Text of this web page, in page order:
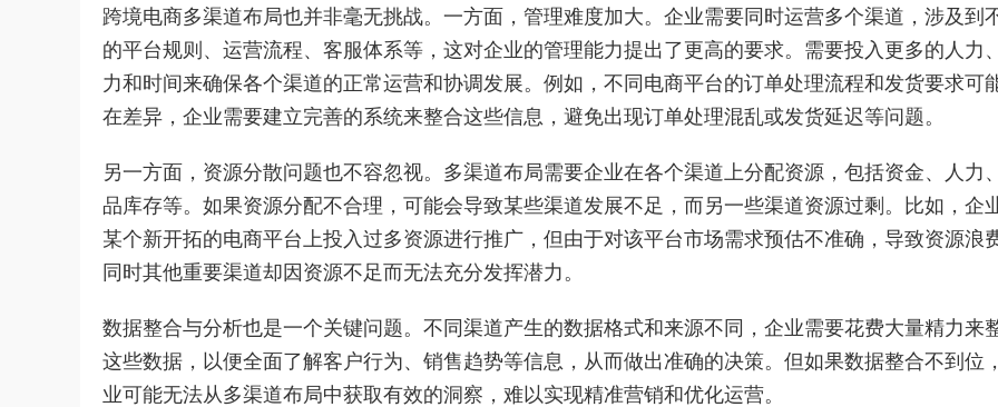
跨境电商多渠道布局也并非毫无挑战。一方面，管理难度加大。企业需要同时运营多个渠道，涉及到
的平台规则、运营流程、客服体系等，这对企业的管理能力提出了更高的要求。需要投入更多的人力
力和时间来确保各个渠道的正常运营和协调发展。例如，不同电商平台的订单处理流程和发货要求可
在差异，企业需要建立完善的系统来整合这些信息，避免出现订单处理混乱或发货延迟等问题。
另一方面，资源分散问题也不容忽视。多渠道布局需要企业在各个渠道上分配资源，包括资金、人力
品库存等。如果资源分配不合理，可能会导致某些渠道发展不足，而另一些渠道资源过剩。比如，企
某个新开拓的电商平台上投入过多资源进行推广，但由于对该平台市场需求预估不准确，导致资源浪
同时其他重要渠道却因资源不足而无法充分发挥潜力。
数据整合与分析也是一个关键问题。不同渠道产生的数据格式和来源不同，企业需要花费大量精力来
这些数据，以便全面了解客户行为、销售趋势等信息，从而做出准确的决策。但如果数据整合不到位
业可能无法从多渠道布局中获取有效的洞察，难以实现精准营销和优化运营。